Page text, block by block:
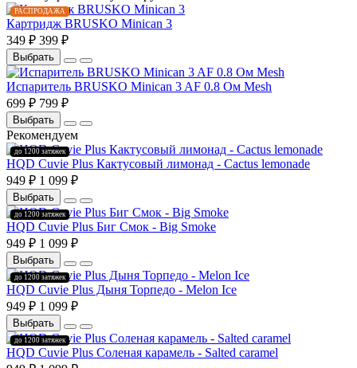
РАСПРОДАЖА
Картридж BRUSKO Minican 3
349 ₽ 399 ₽
Выбрать
Испаритель BRUSKO Minican 3 AF 0.8 Ом Mesh
699 ₽ 799 ₽
Выбрать
Рекомендуем
до 1200 затяжек
HQD Cuvie Plus Кактусовый лимонад - Cactus lemonade
949 ₽ 1 099 ₽
Выбрать
до 1200 затяжек
HQD Cuvie Plus Биг Смок - Big Smoke
949 ₽ 1 099 ₽
Выбрать
до 1200 затяжек
HQD Cuvie Plus Дыня Торпедо - Melon Ice
949 ₽ 1 099 ₽
Выбрать
до 1200 затяжек
HQD Cuvie Plus Соленая карамель - Salted caramel